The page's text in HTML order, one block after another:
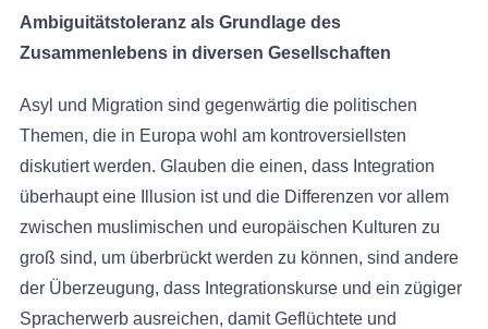
Ambiguitätstoleranz als Grundlage des
Zusammenlebens in diversen Gesellschaften
Asyl und Migration sind gegenwärtig die politischen
Themen, die in Europa wohl am kontroversiellsten
diskutiert werden. Glauben die einen, dass Integration
überhaupt eine Illusion ist und die Differenzen vor allem
zwischen muslimischen und europäischen Kulturen zu
groß sind, um überbrückt werden zu können, sind andere
der Überzeugung, dass Integrationskurse und ein zügiger
Spracherwerb ausreichen, damit Geflüchtete und